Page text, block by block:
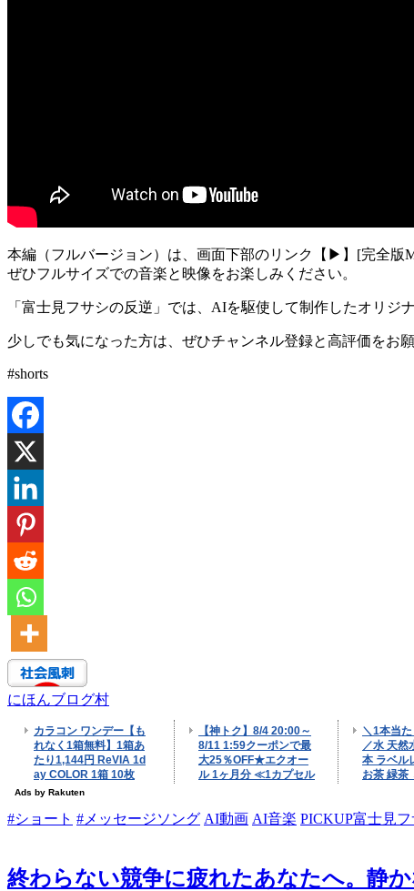
本編（フルバージョン）は、画面下部のリンク【▶︎】[完全版
ぜひフルサイズでの音楽と映像をお楽しみください。
「富士見フサシの反逆」では、AIを駆使して制作したオリジ
少しでも気になった方は、ぜひチャンネル登録と高評価をお
#shorts
にほんブログ村
#ショート #メッセージソング AI動画 AI音楽 PICKUP富士見フ
終わらない競争に疲れたあなたへ。静